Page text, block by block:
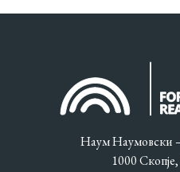
Наум Наумовски
1000